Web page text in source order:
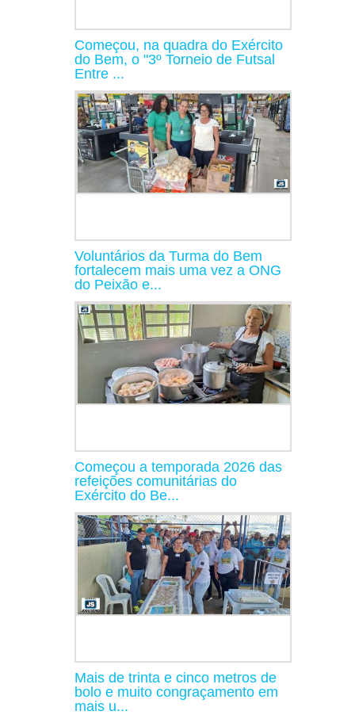
Começou, na quadra do Exército
do Bem, o "3º Torneio de Futsal
Entre ...
Voluntários da Turma do Bem
fortalecem mais uma vez a ONG
do Peixão e...
Começou a temporada 2026 das
refeições comunitárias do
Exército do Be...
Mais de trinta e cinco metros de
bolo e muito congraçamento em
mais u...